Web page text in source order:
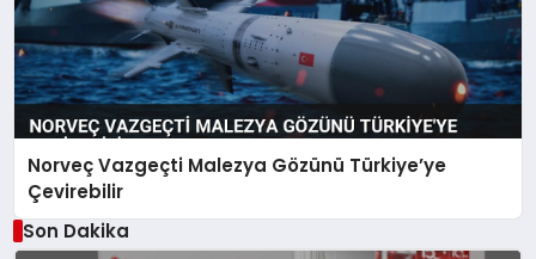
Norveç Vazgeçti Malezya Gözünü Türkiye’ye
Çevirebilir
Son Dakika